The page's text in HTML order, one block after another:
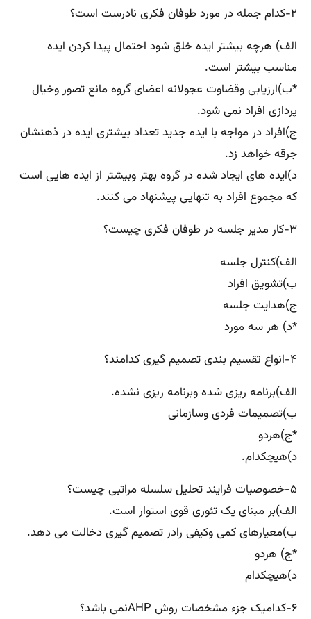
۲-کدام جمله در مورد طوفان فکری نادرست است؟
الف) هرچه بیشتر ایده خلق شود احتمال پیدا کردن ایده
مناسب بیشتر است.
*ب)ارزیابی وقضاوت عجولانه اعضای گروه مانع تصور وخیال
پردازی افراد نمی شود.
ج)افراد در مواجه با ایده جدید تعداد بیشتری ایده در ذهنشان
جرقه خواهد زد.
د)ایده های ایجاد شده در گروه بهتر وبیشتر از ایده هایی است
که مجموع افراد به تنهایی پیشنهاد می کنند.
۳-کار مدیر جلسه در طوفان فکری چیست؟
الف)کنترل جلسه
ب)تشویق افراد
ج)هدایت جلسه
*د) هر سه مورد
۴-انواع تقسیم بندی تصمیم گیری کدامند؟
الف)برنامه ریزی شده وبرنامه ریزی نشده.
ب)تصمیمات فردی وسازمانی
*ج)هردو
د)هیچکدام.
۵-خصوصیات فرایند تحلیل سلسله مراتبی چیست؟
الف)بر مبنای یک تئوری قوی استوار است.
ب)معیارهای کمی وکیفی رادر تصمیم گیری دخالت می دهد.
*ج) هردو
د)هیچکدام
۶-کدامیک جزء مشخصات روش AHPنمی باشد؟